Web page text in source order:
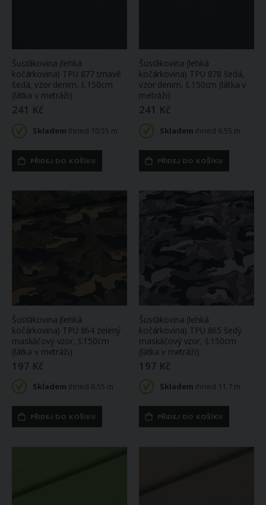
Šusťákovina (lehká
kočárkovina) TPU 877 tmavě
šedá, vzor denim, š.150cm
(látka v metráži)
241 Kč
Skladem ihned 10.55 m
PŘIDEJ DO KOŠÍKU
Šusťákovina (lehká
kočárkovina) TPU 878 šedá,
vzor denim, š.150cm (látka v
metráži)
241 Kč
Skladem ihned 6.55 m
PŘIDEJ DO KOŠÍKU
Šusťákovina (lehká
kočárkovina) TPU 864 zelený
maskáčový vzor, š.150cm
(látka v metráži)
197 Kč
Skladem ihned 8.55 m
PŘIDEJ DO KOŠÍKU
Šusťákovina (lehká
kočárkovina) TPU 865 šedý
maskáčový vzor, š.150cm
(látka v metráži)
197 Kč
Skladem ihned 11.7 m
PŘIDEJ DO KOŠÍKU